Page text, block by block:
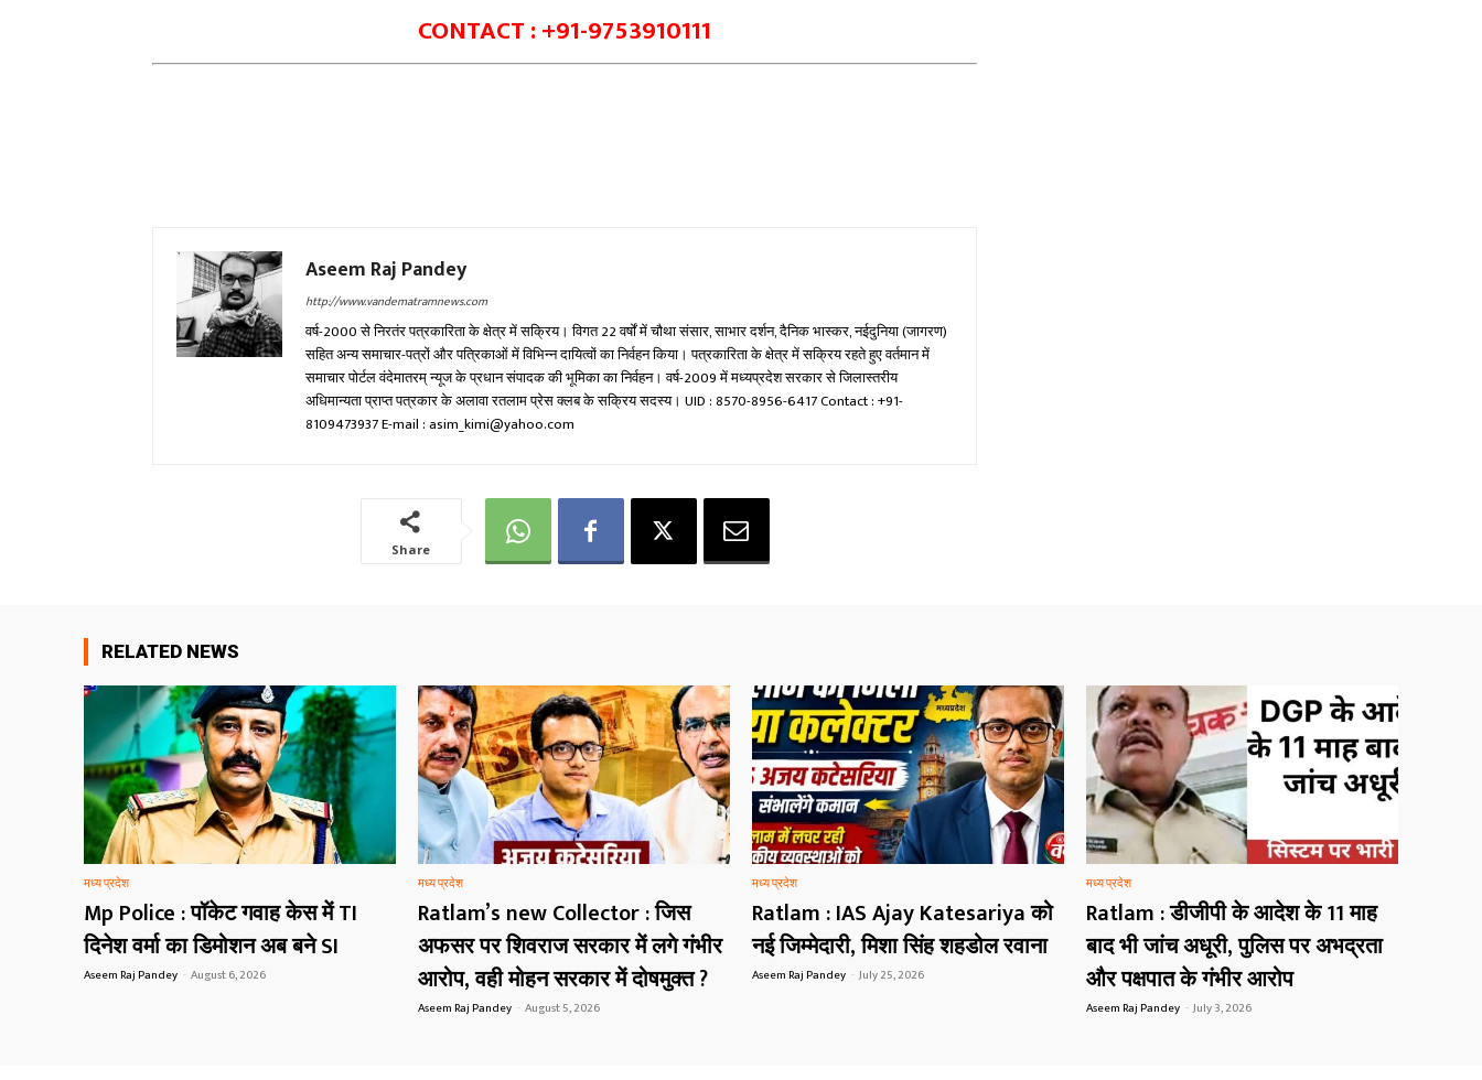
CONTACT : +91-9753910111
Aseem Raj Pandey
http://www.vandematramnews.com
वर्ष-2000 से निरतंर पत्रकारिता के क्षेत्र में सक्रिय। विगत 22 वर्षों में चौथा संसार, साभार दर्शन, दैनिक भास्कर, नईदुनिया (जागरण)
सहित अन्य समाचार-पत्रों और पत्रिकाओं में विभिन्न दायित्वों का निर्वहन किया। पत्रकारिता के क्षेत्र में सक्रिय रहते हुए वर्तमान में
समाचार पोर्टल वंदेमातरम् न्यूज के प्रधान संपादक की भूमिका का निर्वहन। वर्ष-2009 में मध्यप्रदेश सरकार से जिलास्तरीय
अधिमान्यता प्राप्त पत्रकार के अलावा रतलाम प्रेस क्लब के सक्रिय सदस्य। UID : 8570-8956-6417 Contact : +91-
8109473937 E-mail : asim_kimi@yahoo.com
Share
RELATED NEWS
मध्य प्रदेश
Mp Police : पॉकेट गवाह केस में TI
दिनेश वर्मा का डिमोशन अब बने SI
Aseem Raj Pandey - August 6, 2026
मध्य प्रदेश
Ratlam’s new Collector : जिस
अफसर पर शिवराज सरकार में लगे गंभीर
आरोप, वही मोहन सरकार में दोषमुक्त ?
Aseem Raj Pandey - August 5, 2026
मध्य प्रदेश
Ratlam : IAS Ajay Katesariya को
नई जिम्मेदारी, मिशा सिंह शहडोल रवाना
Aseem Raj Pandey - July 25, 2026
मध्य प्रदेश
Ratlam : डीजीपी के आदेश के 11 माह
बाद भी जांच अधूरी, पुलिस पर अभद्रता
और पक्षपात के गंभीर आरोप
Aseem Raj Pandey - July 3, 2026